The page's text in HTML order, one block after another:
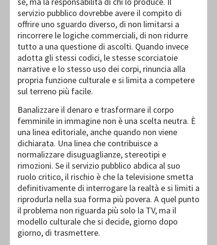
servizio pubblico dovrebbe avere il compito di
offrire uno sguardo diverso, di non limitarsi a
rincorrere le logiche commerciali, di non ridurre
tutto a una questione di ascolti. Quando invece
adotta gli stessi codici, le stesse scorciatoie
narrative e lo stesso uso dei corpi, rinuncia alla
propria funzione culturale e si limita a competere
sul terreno più facile.
Banalizzare il denaro e trasformare il corpo
femminile in immagine non è una scelta neutra. È
una linea editoriale, anche quando non viene
dichiarata. Una linea che contribuisce a
normalizzare disuguaglianze, stereotipi e
rimozioni. Se il servizio pubblico abdica al suo
ruolo critico, il rischio è che la televisione smetta
definitivamente di interrogare la realtà e si limiti a
riprodurla nella sua forma più povera. A quel punto
il problema non riguarda più solo la TV, ma il
modello culturale che si decide, giorno dopo
giorno, di trasmettere.